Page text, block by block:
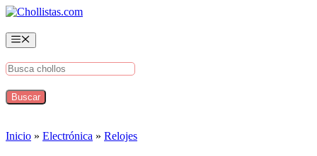
Saltar
contenido
Menú
Inicio » Electrónica » Relojes